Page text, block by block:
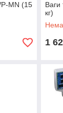
MN (15
Ваги
кг)
1